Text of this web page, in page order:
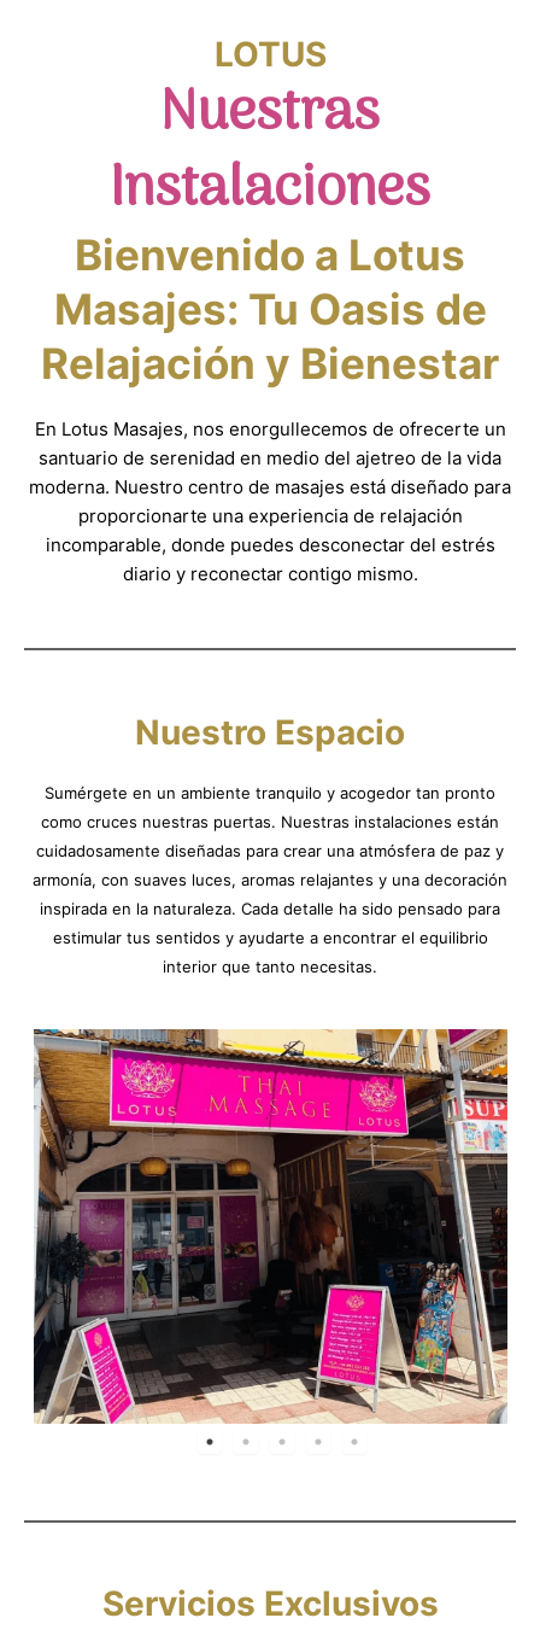
LOTUS
Nuestras
Instalaciones
Bienvenido a Lotus
Masajes: Tu Oasis de
Relajación y Bienestar
En Lotus Masajes, nos enorgullecemos de ofrecerte un
santuario de serenidad en medio del ajetreo de la vida
moderna. Nuestro centro de masajes está diseñado para
proporcionarte una experiencia de relajación
incomparable, donde puedes desconectar del estrés
diario y reconectar contigo mismo.
Nuestro Espacio
Sumérgete en un ambiente tranquilo y acogedor tan pronto
como cruces nuestras puertas. Nuestras instalaciones están
cuidadosamente diseñadas para crear una atmósfera de paz y
armonía, con suaves luces, aromas relajantes y una decoración
inspirada en la naturaleza. Cada detalle ha sido pensado para
estimular tus sentidos y ayudarte a encontrar el equilibrio
interior que tanto necesitas.
Servicios Exclusivos